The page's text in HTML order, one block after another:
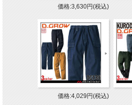
価格:3,630円(税込)
価格:4,029円(税込)